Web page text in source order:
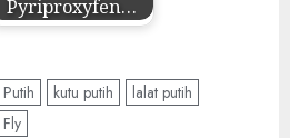
Pyriproxyfen…
kutu putih
lalat putih